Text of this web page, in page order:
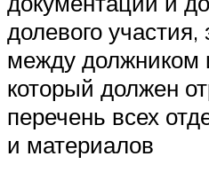
долевого
между должником
который должен
перечень всех
и материалов